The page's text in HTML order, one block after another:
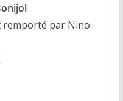
remporté par Nino